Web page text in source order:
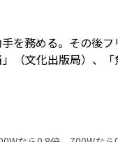
を務める。その後
（文化出版局）、